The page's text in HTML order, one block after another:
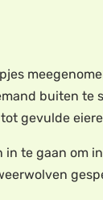
buiten te
gevulde
te gaan om